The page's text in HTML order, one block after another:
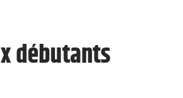
débutants